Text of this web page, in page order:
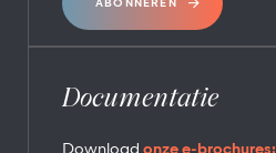
ABONNEREN
Documentatie